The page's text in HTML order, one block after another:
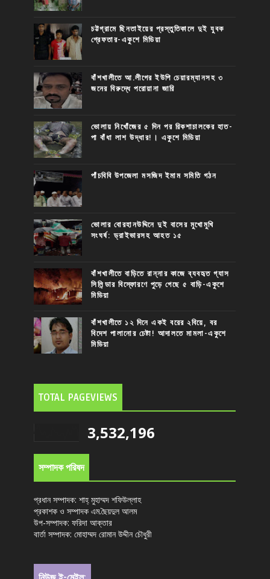
চট্টগ্রামে ছিনতাইয়ের প্রস্তুতিকালে দুই যুবক
গ্রেফতার-একুশে মিডিয়া
বাঁশখালীতে আ.লীগের ইউপি চেয়ারম্যানসহ ৩
জনের বিরুদ্ধে পরোয়ানা জারি
ভোলায় নিখোঁজের ৫ দিন পর রিকশাচালকের হাত-
পা বাঁধা লাশ উদ্ধার!। একুশে মিডিয়া
পাঁচবিবি উপজেলা মসজিদ ইমাম সমিতি গঠন
ভোলার বোরহানউদ্দিনে দুই বাসের মুখোমুখি
সংঘর্ষ: ড্রাইভারসহ আহত ১৫
বাঁশখালীতে বাড়িতে রান্নার কাজে ব্যবহৃত গ্যাস
সিলিন্ডার বিস্ফোরণে পুড়ে গেছে ৫ বাড়ি-একুশে
মিডিয়া
বাঁশখালীতে ১২ দিনে একই বরের ২বিয়ে, বর
বিদেশ পালানোর চেষ্টা! আদালতে মামলা-একুশে
মিডিয়া
TOTAL PAGEVIEWS
3,532,196
সম্পাদক পরিষদ
প্রধান সম্পাদক: শাহ্ মুহাম্মদ শফিউল্লাহ
প্রকাশক ও সম্পাদক এম.ছৈয়দুল আলম
উপ-সম্পাদক: ফরিদা আক্তার
বার্তা সম্পাদক: মোহাম্মদ রোমান উদ্দীন চৌধুরী